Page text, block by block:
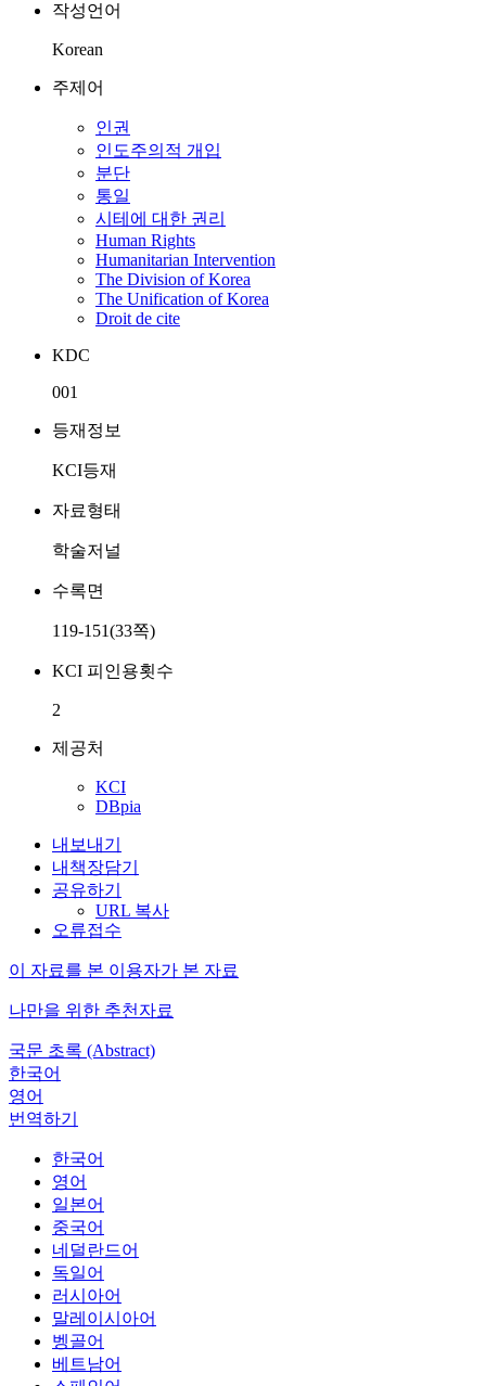
작성언어
Korean
주제어
인권
인도주의적 개입
분단
통일
시테에 대한 권리
Human Rights
Humanitarian Intervention
The Division of Korea
The Unification of Korea
Droit de cite
KDC
001
등재정보
KCI등재
자료형태
학술저널
수록면
119-151(33쪽)
KCI 피인용횟수
2
제공처
KCI
DBpia
내보내기
내책장담기
공유하기
URL 복사
오류접수
이 자료를 본 이용자가 본 자료
나만을 위한 추천자료
국문 초록 (Abstract)
한국어
영어
번역하기
한국어
영어
일본어
중국어
네덜란드어
독일어
러시아어
말레이시아어
벵골어
베트남어